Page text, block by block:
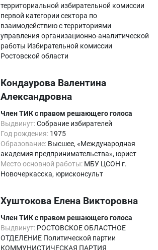
территориальной избирательной комиссии
первой категории сектора по
взаимодействию с территориями
управления организационно-аналитической
работы Избирательной комиссии
Ростовской области
Кондаурова Валентина
Александровна
Член ТИК с правом решающего голоса
Выдвинут:Собрание избирателей
Год рождения: 1975
Образование: Высшее, «Международная
академия предпринимательства», юрист
Место основной работы: МБУ ЦСОН г.
Новочеркасска, юрисконсульт
Хуштокова Елена Викторовна
Член ТИК с правом решающего голоса
Выдвинут: РОСТОВСКОЕ ОБЛАСТНОЕ
ОТДЕЛЕНИЕ Политической партии
КОММУНИСТИЧЕСКАЯ ПАРТИЯ